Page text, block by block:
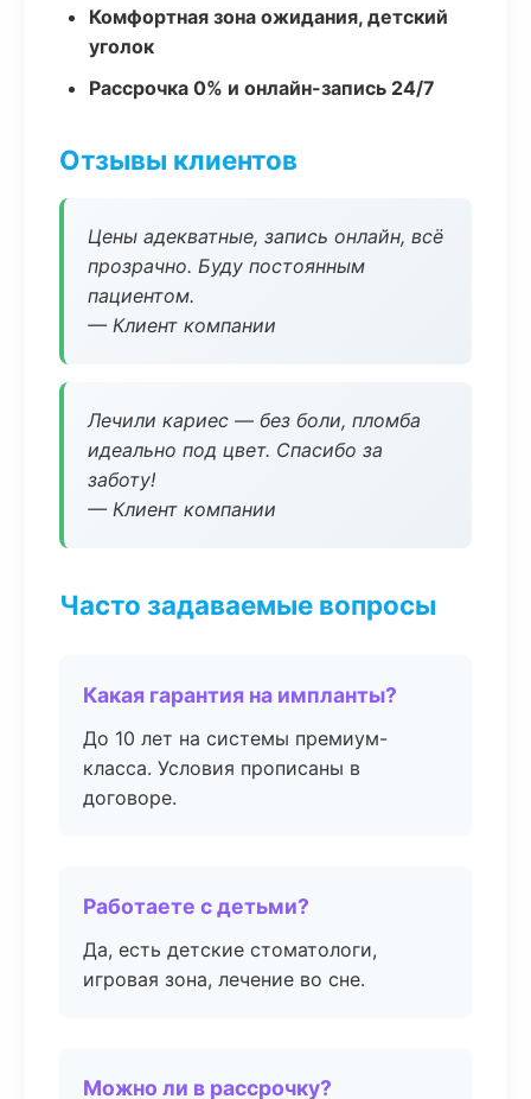
Комфортная зона ожидания, детский
уголок
Рассрочка 0% и онлайн-запись 24/7
Отзывы клиентов
Цены адекватные, запись онлайн, всё
прозрачно. Буду постоянным
пациентом.
— Клиент компании
Лечили кариес — без боли, пломба
идеально под цвет. Спасибо за
заботу!
— Клиент компании
Часто задаваемые вопросы
Какая гарантия на импланты?
До 10 лет на системы премиум-
класса. Условия прописаны в
договоре.
Работаете с детьми?
Да, есть детские стоматологи,
игровая зона, лечение во сне.
Можно ли в рассрочку?